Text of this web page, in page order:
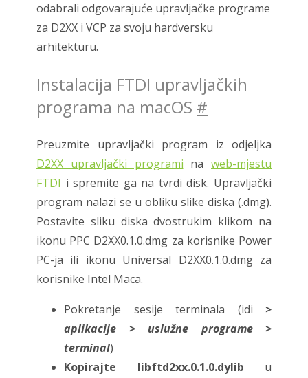
odabrali odgovarajuće upravljačke programe
za D2XX i VCP za svoju hardversku
arhitekturu.
Instalacija FTDI upravljačkih
programa na macOS #
Preuzmite upravljački program iz odjeljka
D2XX upravljački programi na web-mjestu
FTDI i spremite ga na tvrdi disk. Upravljački
program nalazi se u obliku slike diska (.dmg).
Postavite sliku diska dvostrukim klikom na
ikonu PPC D2XX0.1.0.dmg za korisnike Power
PC-ja ili ikonu Universal D2XX0.1.0.dmg za
korisnike Intel Maca.
Pokretanje sesije terminala (idi >
aplikacije > uslužne programe >
terminal)
Kopirajte libftd2xx.0.1.0.dylib u